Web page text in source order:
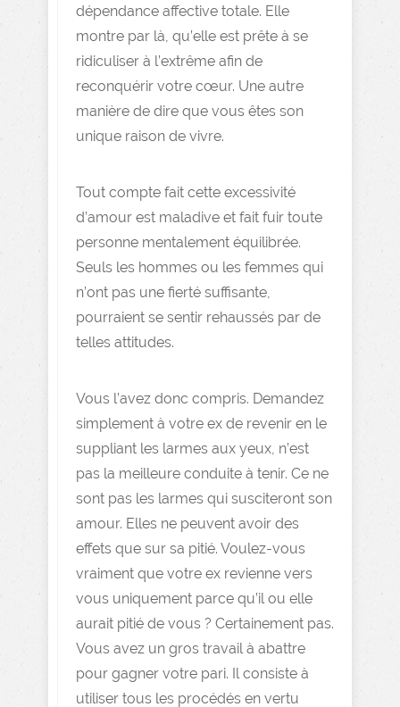
dépendance affective totale. Elle
montre par là, qu’elle est prête à se
ridiculiser à l’extrême afin de
reconquérir votre cœur. Une autre
manière de dire que vous êtes son
unique raison de vivre.
Tout compte fait cette excessivité
d’amour est maladive et fait fuir toute
personne mentalement équilibrée.
Seuls les hommes ou les femmes qui
n’ont pas une fierté suffisante,
pourraient se sentir rehaussés par de
telles attitudes.
Vous l’avez donc compris. Demandez
simplement à votre ex de revenir en le
suppliant les larmes aux yeux, n’est
pas la meilleure conduite à tenir. Ce ne
sont pas les larmes qui susciteront son
amour. Elles ne peuvent avoir des
effets que sur sa pitié. Voulez-vous
vraiment que votre ex revienne vers
vous uniquement parce qu’il ou elle
aurait pitié de vous ? Certainement pas.
Vous avez un gros travail à abattre
pour gagner votre pari. Il consiste à
utiliser tous les procédés en vertu